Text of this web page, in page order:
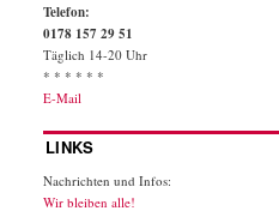
Telefon:
0178 157 29 51
Täglich 14-20 Uhr
* * * * * *
E-Mail
LINKS
Nachrichten und Infos:
Wir bleiben alle!